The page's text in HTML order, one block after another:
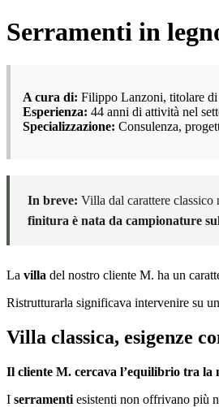
Serramenti in
A cura di: Filippo Lanzoni, titolare di
Esperienza: 44 anni di attività nel
Specializzazione: Consulenza,
In breve: Villa dal carattere classico
finitura è nata da campionature
La villa del nostro cliente M. ha un
Ristrutturarla significava intervenire su
Villa classica, esigenze
Il cliente M. cercava l’equilibrio tra la
I serramenti esistenti non offrivano più